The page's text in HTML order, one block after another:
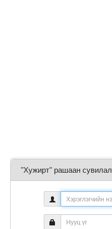
"Хужирт" рашаан сувилал